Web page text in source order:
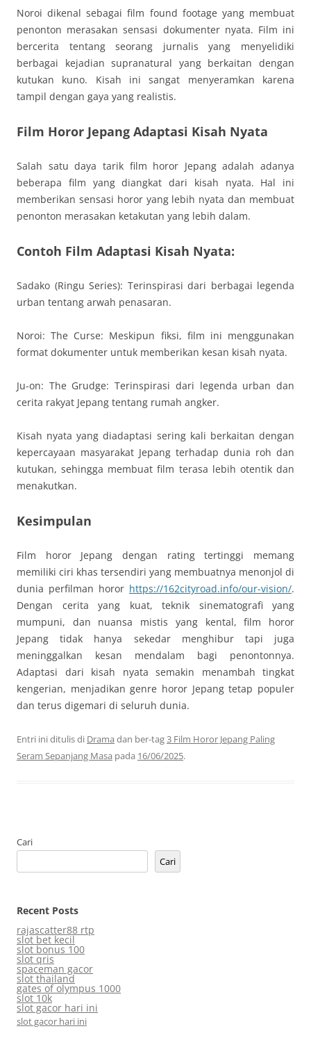
Noroi dikenal sebagai film found footage yang membuat
penonton merasakan sensasi dokumenter nyata. Film ini
bercerita tentang seorang jurnalis yang menyelidiki
berbagai kejadian supranatural yang berkaitan dengan
kutukan kuno. Kisah ini sangat menyeramkan karena
tampil dengan gaya yang realistis.
Film Horor Jepang Adaptasi Kisah Nyata
Salah satu daya tarik film horor Jepang adalah adanya
beberapa film yang diangkat dari kisah nyata. Hal ini
memberikan sensasi horor yang lebih nyata dan membuat
penonton merasakan ketakutan yang lebih dalam.
Contoh Film Adaptasi Kisah Nyata:
Sadako (Ringu Series): Terinspirasi dari berbagai legenda
urban tentang arwah penasaran.
Noroi: The Curse: Meskipun fiksi, film ini menggunakan
format dokumenter untuk memberikan kesan kisah nyata.
Ju-on: The Grudge: Terinspirasi dari legenda urban dan
cerita rakyat Jepang tentang rumah angker.
Kisah nyata yang diadaptasi sering kali berkaitan dengan
kepercayaan masyarakat Jepang terhadap dunia roh dan
kutukan, sehingga membuat film terasa lebih otentik dan
menakutkan.
Kesimpulan
Film horor Jepang dengan rating tertinggi memang
memiliki ciri khas tersendiri yang membuatnya menonjol di
dunia perfilman horor https://162cityroad.info/our-vision/.
Dengan cerita yang kuat, teknik sinematografi yang
mumpuni, dan nuansa mistis yang kental, film horor
Jepang tidak hanya sekedar menghibur tapi juga
meninggalkan kesan mendalam bagi penontonnya.
Adaptasi dari kisah nyata semakin menambah tingkat
kengerian, menjadikan genre horor Jepang tetap populer
dan terus digemari di seluruh dunia.
Entri ini ditulis di Drama dan ber-tag3 Film Horor Jepang Paling
Seram Sepanjang Masa pada 16/06/2025.
Cari
Cari
Recent Posts
rajascatter88 rtp
slot bet kecil
slot bonus 100
slot qris
spaceman gacor
slot thailand
gates of olympus 1000
slot 10k
slot gacor hari ini
slot gacor hari ini